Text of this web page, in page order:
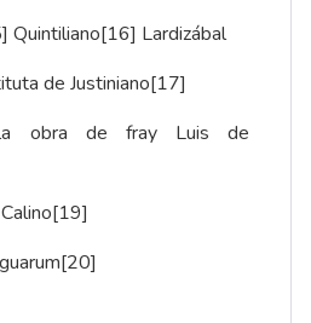
Quintiliano[16] Lardizábal
de Justiniano[17]
obra de fray Luis de
[19]
[20]